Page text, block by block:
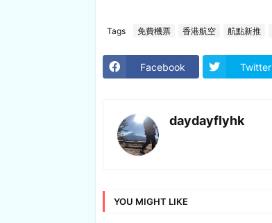
Tags 免費機票 香港航空 航點新推
Facebook Twitter
daydayflyhk
YOU MIGHT LIKE